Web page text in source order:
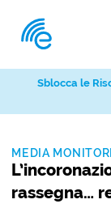
MEDIA
rassegna…
Sblocca le